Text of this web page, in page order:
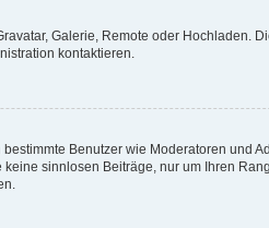
Galerie, Remote oder Hochladen.
kontaktieren.
Benutzer wie Moderatoren und
sinnlosen Beiträge, nur um Ihren